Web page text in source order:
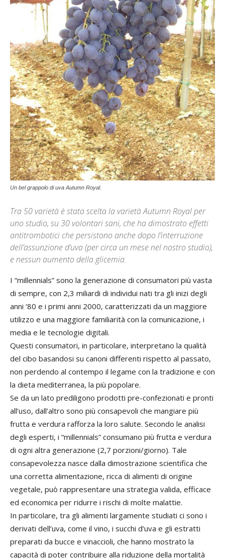
Un bel grappolo di uva Autumn Royal.
Tra 50 varietà è stata scelta la varietà Autumn Royal per
uno studio, su 30 volontari sani, che ha dimostrato effetti
antitrombotici che persistono anche dopo l’interruzione
dell’assunzione d’uva (per circa un mese nel nostro studio),
e nessun aumento della glicemia.
I “millennials” sono la generazione di consumatori più vasta
di sempre, con 2,3 miliardi di individui nati tra gli inizi degli
anni ‘80 e i primi anni 2000, caratterizzati da un maggiore
utilizzo e una maggiore familiarità con la comunicazione, i
media e le tecnologie digitali.
Questi consumatori, in particolare, interpretano la qualità
del cibo basandosi su canoni differenti rispetto al passato,
non perdendo al contempo il legame con la tradizione e con
la dieta mediterranea, la più popolare.
Se da un lato prediligono prodotti pre-confezionati e pronti
all’uso, dall’altro sono più consapevoli che mangiare più
frutta e verdura rafforza la loro salute. Secondo le analisi
degli esperti, i “millennials” consumano più frutta e verdura
di ogni altra generazione (2,7 porzioni/giorno). Tale
consapevolezza nasce dalla dimostrazione scientifica che
una corretta alimentazione, ricca di alimenti di origine
vegetale, può rappresentare una strategia valida, efficace
ed economica per ridurre i rischi di molte malattie.
In particolare, tra gli alimenti largamente studiati ci sono i
derivati dell’uva, come il vino, i succhi d’uva e gli estratti
preparati da bucce e vinaccioli, che hanno mostrato la
capacità di poter contribuire alla riduzione della mortalità